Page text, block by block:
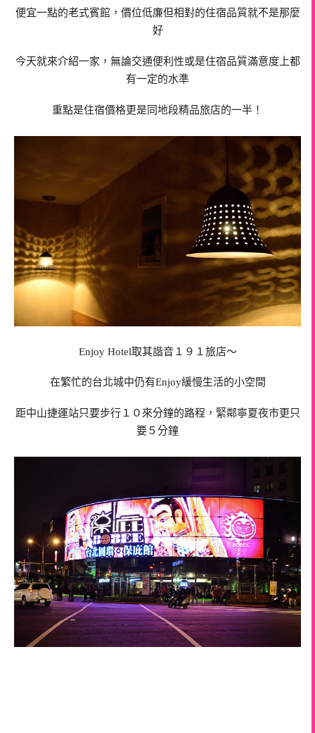
便宜一點的老式賓館，價位低廉但相對的住宿品質就不是那麼
好
今天就來介紹一家，無論交通便利性或是住宿品質滿意度上都
有一定的水準
重點是住宿價格更是同地段精品旅店的一半！
Enjoy Hotel取其諧音１９１旅店～
在繁忙的台北城中仍有Enjoy緩慢生活的小空間
距中山捷運站只要步行１０來分鐘的路程，緊鄰寧夏夜市更只
要５分鐘